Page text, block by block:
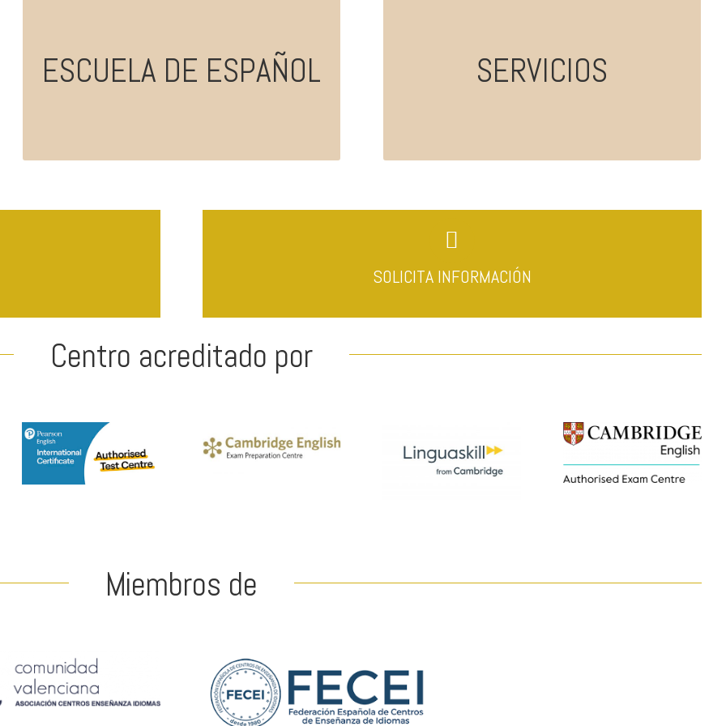
ESCUELA DE ESPAÑOL
Spanish School SERVICIOS
Traducción e interpretación
SOLICITA INFORMACIÓN
Centro acreditado por
Miembros de